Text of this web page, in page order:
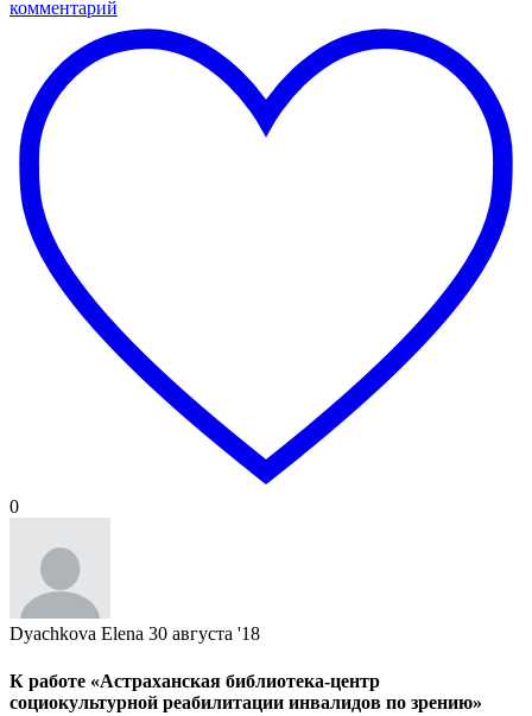
комментарий
0
Dyachkova Elena 30 августа '18
К работе «Астраханская библиотека-центр
социокультурной реабилитации инвалидов по зрению»